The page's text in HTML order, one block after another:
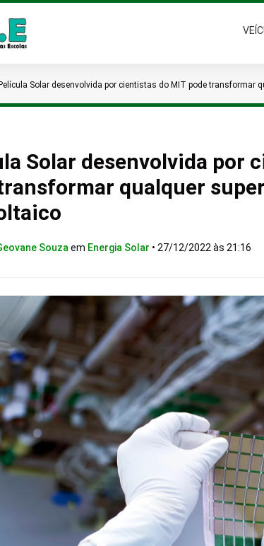
Película Solar desenvolvida por cientistas do MIT pode transformar
Solar desenvolvida por
qualquer
Souza em Energia Solar • 27/12/2022 às 21:16